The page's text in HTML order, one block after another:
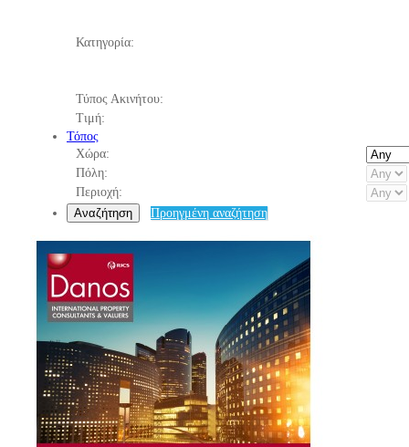
Κατηγορία:
Τύπος Ακινήτου:
Τιμή:
Τόπος
Χώρα:
Πόλη:
Περιοχή:
Αναζήτηση
Προηγμένη αναζήτηση